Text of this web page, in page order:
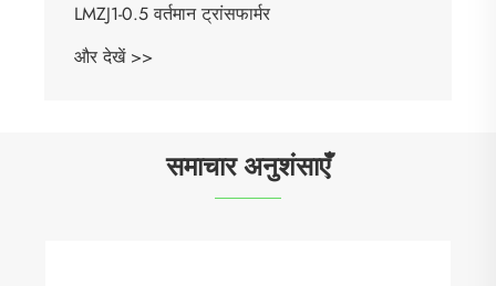
LMZJ1-0.5 वर्तमान ट्रांसफार्मर
और देखें >>
समाचार अनुशंसाएँ